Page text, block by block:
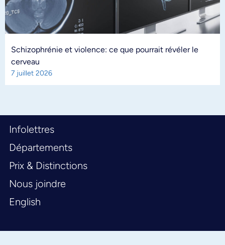
Schizophrénie et violence: ce que pourrait révéler le
cerveau
7 juillet 2026
Infolettres
Départements
Prix & Distinctions
Nous joindre
English